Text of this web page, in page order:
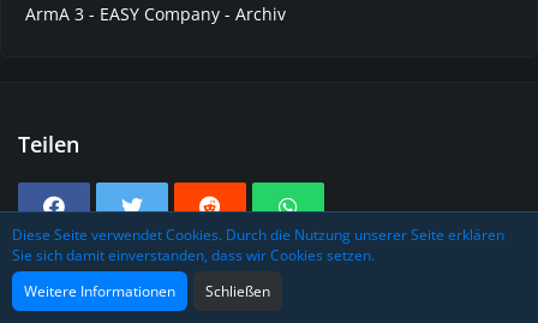
ArmA 3 - EASY Company - Archiv
Teilen
Tags
Diese Seite verwendet Cookies. Durch die Nutzung unserer Seite erklären
Sie sich damit einverstanden, dass wir Cookies setzen.
Weitere Informationen
Schließen